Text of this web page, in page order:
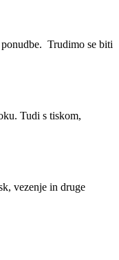
Trudimo se biti
Tudi s tiskom,
vezenje in druge